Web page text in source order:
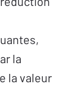
la
la valeur